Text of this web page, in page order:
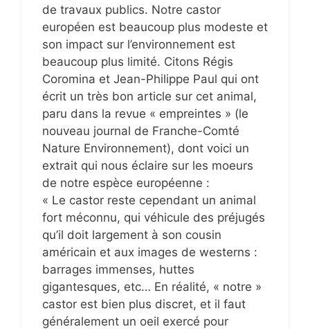
de travaux publics. Notre castor
européen est beaucoup plus modeste et
son impact sur l’environnement est
beaucoup plus limité. Citons Régis
Coromina et Jean-Philippe Paul qui ont
écrit un très bon article sur cet animal,
paru dans la revue « empreintes » (le
nouveau journal de Franche-Comté
Nature Environnement), dont voici un
extrait qui nous éclaire sur les moeurs
de notre espèce européenne :
« Le castor reste cependant un animal
fort méconnu, qui véhicule des préjugés
qu’il doit largement à son cousin
américain et aux images de westerns :
barrages immenses, huttes
gigantesques, etc… En réalité, « notre »
castor est bien plus discret, et il faut
généralement un oeil exercé pour